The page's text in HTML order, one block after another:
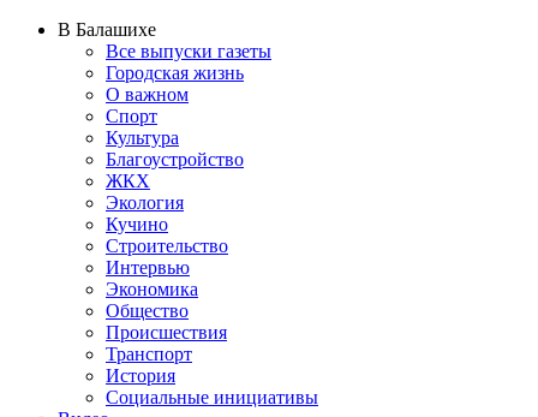
В Балашихе
Все выпуски газеты
Городская жизнь
О важном
Спорт
Культура
Благоустройство
ЖКХ
Экология
Кучино
Строительство
Интервью
Экономика
Общество
Происшествия
Транспорт
История
Социальные инициативы